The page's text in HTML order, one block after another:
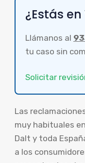
¿Estás
Llámanos al
tu caso sin
Solicitar
Las
muy habituales
Dalt y toda
a los